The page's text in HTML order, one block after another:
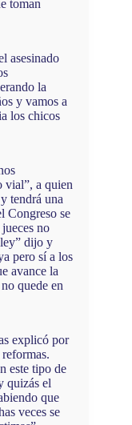
toman
asesinado
la
y vamos a
los chicos
vial”, a quien
tendrá una
Congreso se
no
dijo y
pero sí a los
avance la
quede en
explicó por
este tipo de
quizás el
que
veces se